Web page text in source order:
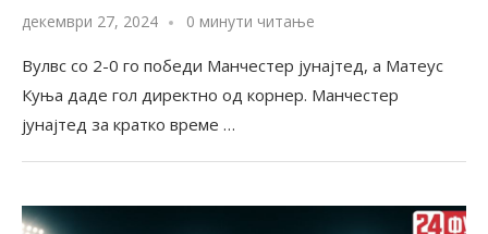
декември 27, 2024 0 минути читање
Вулвс со 2-0 го победи Манчестер јунајтед, а Матеус
Куња даде гол директно од корнер. Манчестер
јунајтед за кратко време …